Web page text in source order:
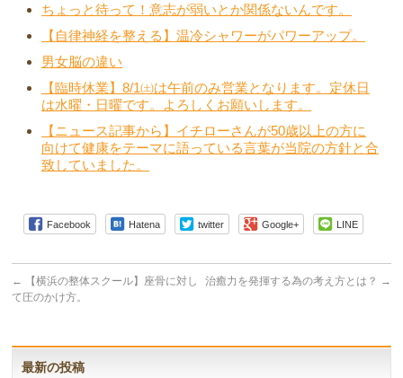
ちょっと待って！意志が弱いとか関係ないんです。
【自律神経を整える】温冷シャワーがパワーアップ。
男女脳の違い
【臨時休業】8/1㈯は午前のみ営業となります。定休日
は水曜・日曜です。よろしくお願いします。
【ニュース記事から】イチローさんが50歳以上の方に
向けて健康をテーマに語っている言葉が当院の方針と合
致していました。
Facebook Hatena twitter Google+ LINE
←
【横浜の整体スクール】座骨に対し
て圧のかけ方。
治癒力を発揮する為の考え方とは？ →
最新の投稿